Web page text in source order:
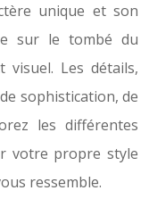
unique et son
sur le tombé du
Les détails,
sophistication, de
les différentes
votre propre style
ressemble.